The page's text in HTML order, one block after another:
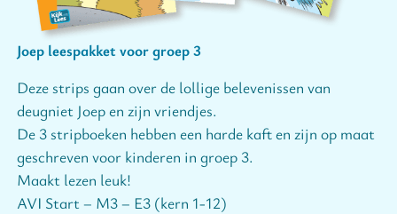
Joep leespakket voor groep 3
Deze strips gaan over de lollige belevenissen van
deugniet Joep en zijn vriendjes.
De 3 stripboeken hebben een harde kaft en zijn op maat
geschreven voor kinderen in groep 3.
Maakt lezen leuk!
AVI Start – M3 – E3 (kern 1-12)